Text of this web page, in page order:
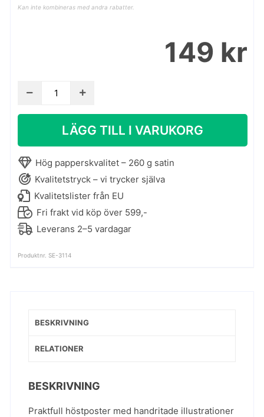
Kan inte kombineras med andra rabatter.
149 kr
Höstposter
barnposter
mängd
LÄGG TILL I VARUKORG
Hög papperskvalitet – 260 g satin
Kvalitetstryck – vi trycker själva
Kvalitetslister från EU
Fri frakt vid köp över 599,-
Leverans 2–5 vardagar
Produktnr. SE-3114
BESKRIVNING
RELATIONER
BESKRIVNING
Praktfull höstposter med handritade illustrationer